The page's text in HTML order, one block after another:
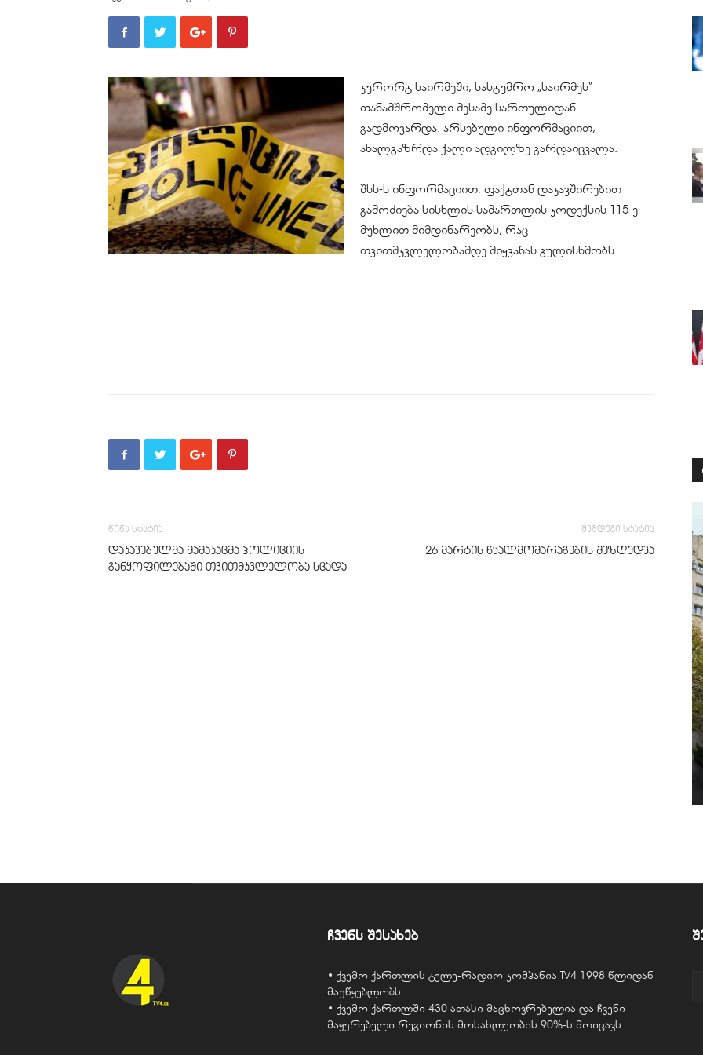
კურორტ საირმეში, სასტუმრო „საირმეს“
თანამშრომელი მესამე სართულიდან
გადმოვარდა. არსებული ინფორმაციით,
ახალგაზრდა ქალი ადგილზე გარდაიცვალა.
შსს-ს ინფორმაციით, ფაქტთან დაკავშირებით
გამოძიება სისხლის სამართლის კოდექსის 115-ე
მუხლით მიმდინარეობს, რაც
თვითმკვლელობამდე მიყვანას გულისხმობს.
წინა სტატია
დაკავებულმა მამაკაცმა პოლიციის
განყოფილებაში თვითმკვლელობა სცადა
შემდეგი სტატია
26 მარტის წყალმომარაგების შეზღუდვა
ჩვენს შესახებ
• ქვემო ქართლის ტელე-რადიო კომპანია TV4 1998 წლიდან
მაუწყებლობს
• ქვემო ქართლში 430 ათასი მაცხოვრებელია და ჩვენი
მაყურებელი რეგიონის მოსახლეობის 90%-ს მოიცავს